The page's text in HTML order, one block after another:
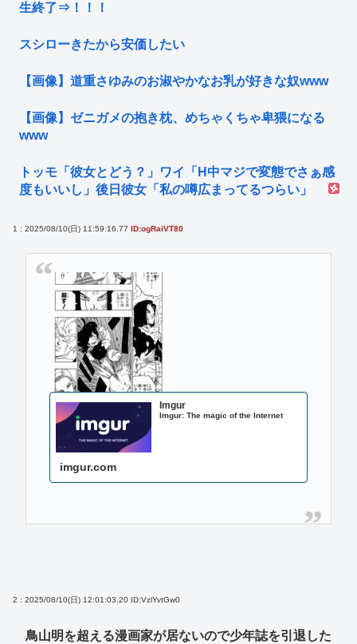
生終了⇒！！！
スシローきたから安価したい
【画像】道重さゆみのお淑やかなお乳が好きな奴www
【画像】ゼニガメの抱き枕、めちゃくちゃ卑猥になる
www
トッモ「彼女とどう？」ワイ「H中マジで変態でさぁ感
度もいいし」後日彼女「私の噂広まってるつらい」
1 : 2025/08/10(日) 11:59:16.77 ID:ogRaiVT80
Imgur
Imgur: The magic of the Internet
imgur.com
2 : 2025/08/10(日) 12:01:03.20 ID:VzlYvtGw0
鳥山明を超える漫画家が居ないので少年誌を引退した